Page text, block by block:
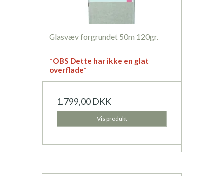
Glasvæv forgrundet 50m 120gr.
*OBS Dette har ikke en glat
overflade*
1.799,00 DKK
Vis produkt